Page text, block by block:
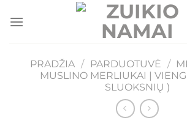
PRADŽIA / PARDUOTUVĖ /
MUSLINO MERLIUKAI |
SLUOKSNIŲ )